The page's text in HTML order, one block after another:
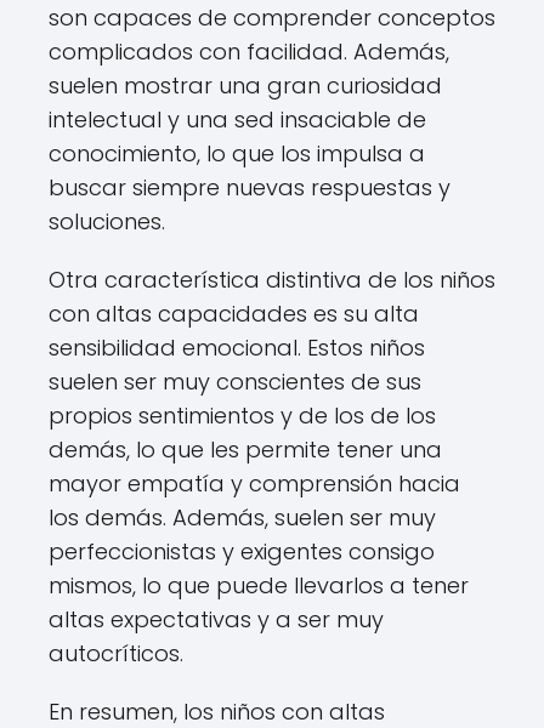
son capaces de comprender conceptos
complicados con facilidad. Además,
suelen mostrar una gran curiosidad
intelectual y una sed insaciable de
conocimiento, lo que los impulsa a
buscar siempre nuevas respuestas y
soluciones.
Otra característica distintiva de los niños
con altas capacidades es su alta
sensibilidad emocional. Estos niños
suelen ser muy conscientes de sus
propios sentimientos y de los de los
demás, lo que les permite tener una
mayor empatía y comprensión hacia
los demás. Además, suelen ser muy
perfeccionistas y exigentes consigo
mismos, lo que puede llevarlos a tener
altas expectativas y a ser muy
autocríticos.
En resumen, los niños con altas